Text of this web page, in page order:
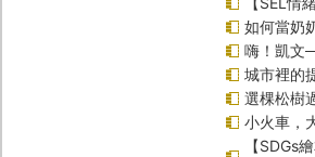
如何當奶
嗨！凱文
城市裡的
選棵松樹
小火車，
【SDGs